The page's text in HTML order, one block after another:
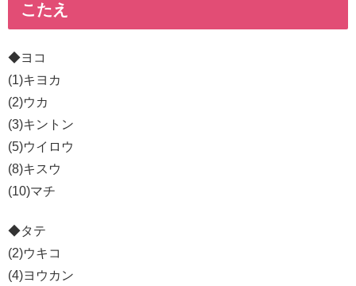
こたえ
◆ヨコ
(1)キヨカ
(2)ウカ
(3)キントン
(5)ウイロウ
(8)キスウ
(10)マチ
◆タテ
(2)ウキコ
(4)ヨウカン